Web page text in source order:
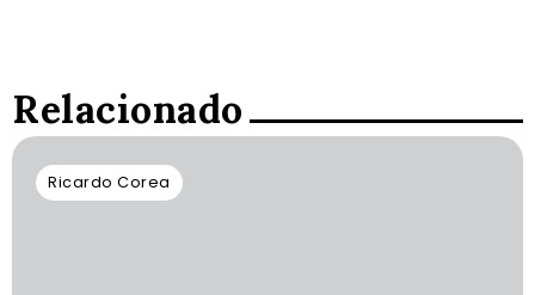
Relacionado
Ricardo Corea